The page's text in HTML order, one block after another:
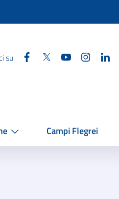
su Facebook
Twitter YouTube
Campi Flegrei